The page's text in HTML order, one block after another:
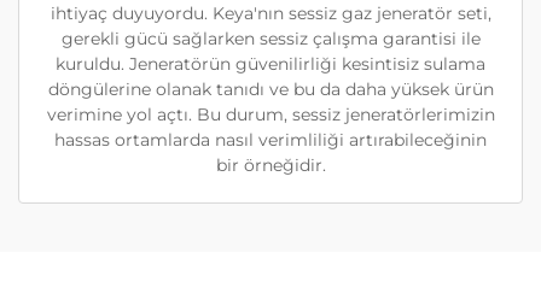
ihtiyaç duyuyordu. Keya'nın sessiz gaz jeneratör seti,
gerekli gücü sağlarken sessiz çalışma garantisi ile
kuruldu. Jeneratörün güvenilirliği kesintisiz sulama
döngülerine olanak tanıdı ve bu da daha yüksek ürün
verimine yol açtı. Bu durum, sessiz jeneratörlerimizin
hassas ortamlarda nasıl verimliliği artırabileceğinin
bir örneğidir.